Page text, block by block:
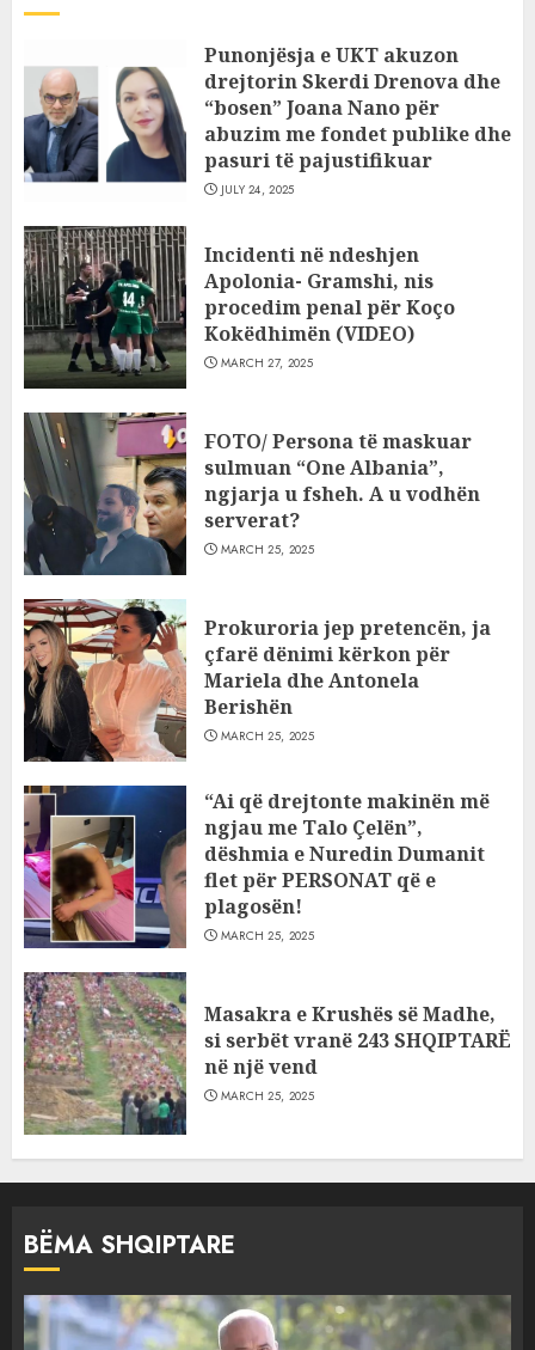
Punonjësja e UKT akuzon
drejtorin Skerdi Drenova dhe
“bosen” Joana Nano për
abuzim me fondet publike dhe
pasuri të pajustifikuar
JULY 24, 2025
Incidenti në ndeshjen
Apolonia- Gramshi, nis
procedim penal për Koço
Kokëdhimën (VIDEO)
MARCH 27, 2025
FOTO/ Persona të maskuar
sulmuan “One Albania”,
ngjarja u fsheh. A u vodhën
serverat?
MARCH 25, 2025
Prokuroria jep pretencën, ja
çfarë dënimi kërkon për
Mariela dhe Antonela
Berishën
MARCH 25, 2025
“Ai që drejtonte makinën më
ngjau me Talo Çelën”,
dëshmia e Nuredin Dumanit
flet për PERSONAT që e
plagosën!
MARCH 25, 2025
Masakra e Krushës së Madhe,
si serbët vranë 243 SHQIPTARË
në një vend
MARCH 25, 2025
BËMA SHQIPTARE